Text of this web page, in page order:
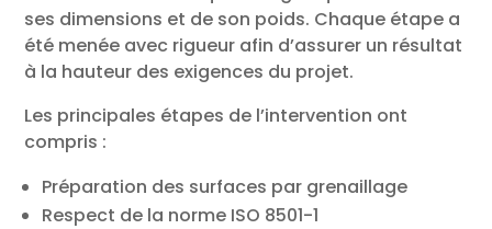
ses dimensions et de son poids. Chaque étape a
été menée avec rigueur afin d’assurer un résultat
à la hauteur des exigences du projet.
Les principales étapes de l’intervention ont
compris :
Préparation des surfaces par grenaillage
Respect de la norme ISO 8501-1